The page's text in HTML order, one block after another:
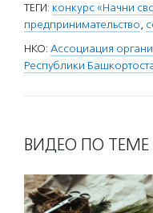
ТЕГИ: конкурс «Начни
предпринимательство,
НКО: Ассоциация
Республики
ВИДЕО ПО ТЕМЕ